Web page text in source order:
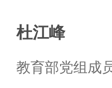
杜江峰
教育部党组成